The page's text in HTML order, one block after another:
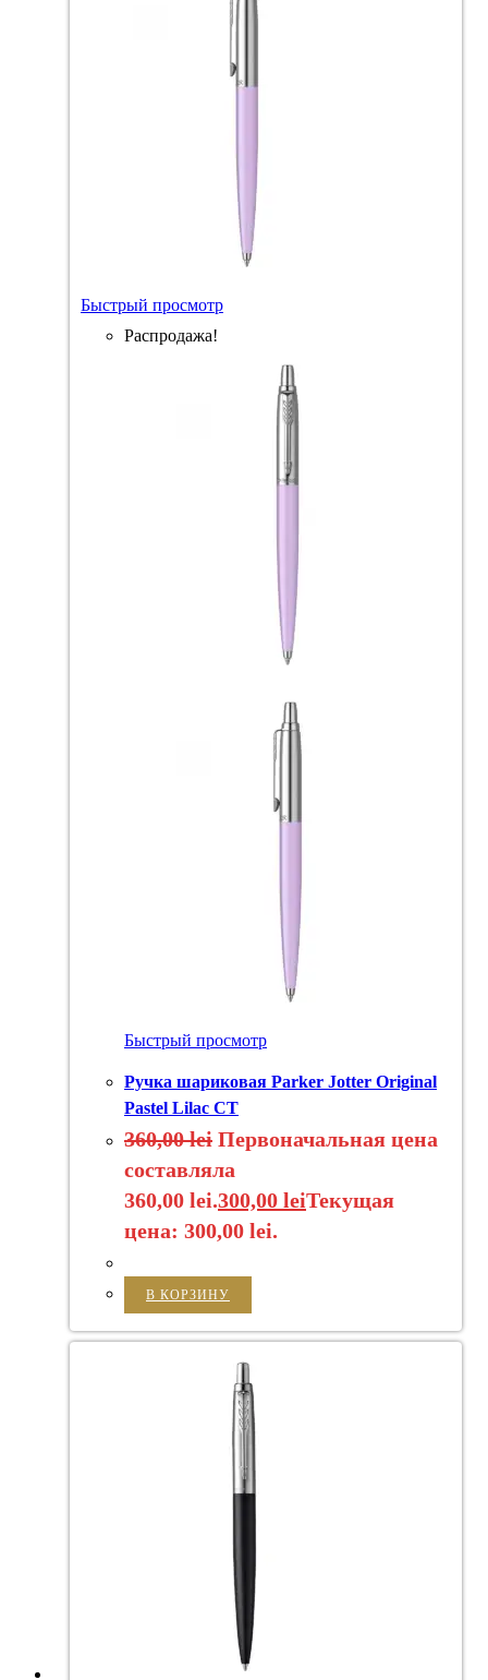
Быстрый просмотр
Распродажа!
Быстрый просмотр
Ручка шариковая Parker Jotter Original
Pastel Lilac CT
360,00lei Первоначальная цена
составляла
360,00 lei.300,00 leiТекущая
цена: 300,00 lei.
В КОРЗИНУ